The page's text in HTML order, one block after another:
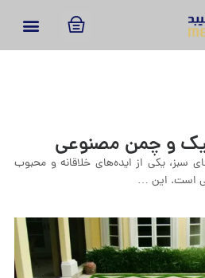
و چمن مصنوعی
سبز، یکی از ایده‌های خلاقانه و محبوب
است. این …